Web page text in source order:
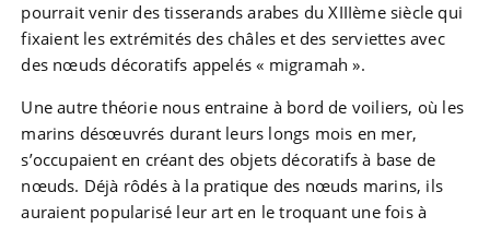
pourrait venir des tisserands arabes du XIIIème siècle qui
fixaient les extrémités des châles et des serviettes avec
des nœuds décoratifs appelés « migramah ».
Une autre théorie nous entraine à bord de voiliers, où les
marins désœuvrés durant leurs longs mois en mer,
s’occupaient en créant des objets décoratifs à base de
nœuds. Déjà rôdés à la pratique des nœuds marins, ils
auraient popularisé leur art en le troquant une fois à